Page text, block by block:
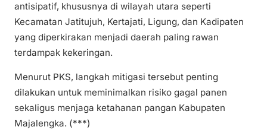
antisipatif, khususnya di wilayah utara seperti
Kecamatan Jatitujuh, Kertajati, Ligung, dan Kadipaten
yang diperkirakan menjadi daerah paling rawan
terdampak kekeringan.
Menurut PKS, langkah mitigasi tersebut penting
dilakukan untuk meminimalkan risiko gagal panen
sekaligus menjaga ketahanan pangan Kabupaten
Majalengka. (***)